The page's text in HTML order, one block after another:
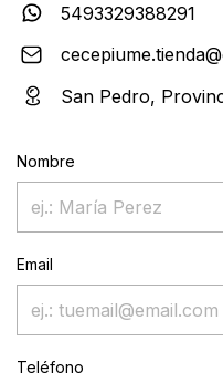
5493329388291
San Pedro,
Nombre
Email
Teléfono